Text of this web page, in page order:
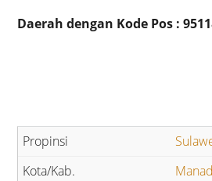
Daerah dengan Kode Pos :